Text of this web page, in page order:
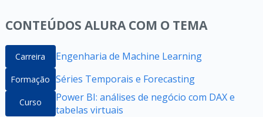
CONTEÚDOS ALURA COM O TEMA
Carreira Engenharia de Machine Learning
Formação Séries Temporais e Forecasting
Curso
Power BI: análises de negócio com DAX e
tabelas virtuais